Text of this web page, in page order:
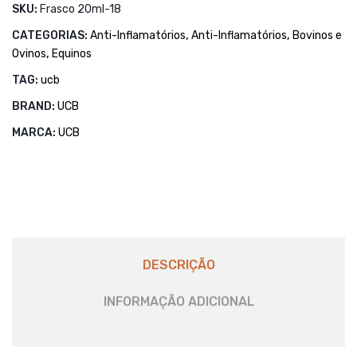
20ml
quantidade
SKU: Frasco 20ml-18
CATEGORIAS: Anti-Inflamatórios, Anti-Inflamatórios, Bovinos e
Ovinos, Equinos
TAG: ucb
BRAND: UCB
MARCA: UCB
DESCRIÇÃO
INFORMAÇÃO ADICIONAL